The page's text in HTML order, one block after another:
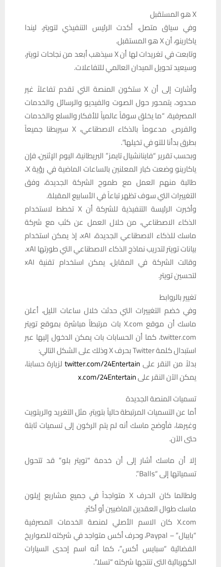
X هو المستقبل
وفي سياق متصل، أكدت الرئيس التنفيذي لتويتر، ليندا
ياكارينو، أن X هو المستقبل.
وتابعت في تغريدات لها أن X سيذهب أبعد من نجاحات تويتر،
وسيعيد تحويل الميدان العالمي للتفاعلات.
وأشارت إلى أن X ستكون المنصة التي تقدم تفاعلاً غير
محدود، يتمحور حول الصوت والفيديو والرسائل والخدمات
المصرفية، “ما يخلق سوقاً عالمياً للأفكار والسلع والخدمات
والفرص. مدعوماً بالذكاء الاصطناعي، X سيربطنا جميعاً
بطرق بدأنا للتو في تخيلها”.
وبحسب تقرير “فاينانشيال تايمز” البريطانية، اليوم الإثنين، فإن
ياكارينو وضعت كبار المعلنين بالساعات الماضية في رؤية X،
طالبة منهم العمل مع طموح الشركة الجديدة، وفق
التغييرات التي سوف تظهر تباعاً في الأسابيع المقبلة.
وأخبرت الرئيسة التنفيذية للشركة أن X تخطط لاستخدام
الذكاء الاصطناعي، من خلال العمل عن كثب مع شركة
ماسك للذكاء الاصطناعي الجديدة، xAI، إذ يمكن استخدام
بيانات تويتر لتدريب نماذج الذكاء الاصطناعي التي طورتها xAI.
وقالت الشركة في المقابل، يمكن استخدام تقنية xAI
لتحسين تويتر.
تغيير بالروابط
وفي خضم التغييرات التي حدثت خلال ساعات الليل، أعلن
ماسك أن موقع X.com بات مرتبطاً مباشرة بموقع تويتر
twitter.com، كما أن الحسابات بات يمكن الدخول إليها عبر
استبدال كلمة Twitter بحرف X وذلك على الشكل التالي:
بدلاً من النقر على twitter.com/24Entertain لزيارة حسابنا،
يمكن الآن النقر علىx.com/24Entertain
تسميات المنصة الجديدة
أما عن التسميات المرتبطة حالياً بتويتر، مثل التغريد والريتويت
وغيرها، فأوضح ماسك أنه لم يتم الركون إلى تسميات ثابتة
حتى الآن.
إلا أن ماسك أشار إلى أن خدمة “تويتر بلو” قد تتحول
تسمياتها إلى “Balls”.
ولطالما كان الحرف X متواجداً في جميع مشاريع إيلون
ماسك طوال العقدين الماضيين أو أكثر.
X.com كان الاسم الأصلي لمنصة الخدمات المصرفية
“بايبال” – Paypal، وحرف أكس متواجد في شركته للصواريخ
الفضائية “سبايس أكس”، كما أنه اسم إحدى السيارات
الكهربائية التي تنتجها شركته “تسلا”.